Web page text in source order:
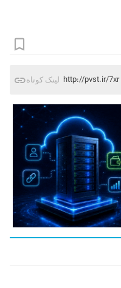
لینک کوتاه http://pvst.ir/7xr